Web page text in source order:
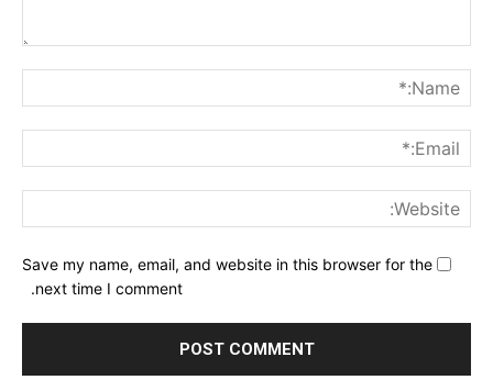
Save my name, email, and website in this browser for the
next time I comment.